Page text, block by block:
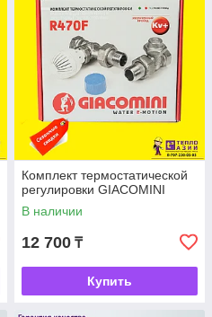
Комплект термостатической
регулировки GIACOMINI
В наличии
12 700 ₸
Купить